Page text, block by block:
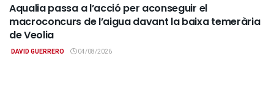
Aqualia passa a l’acció per aconseguir el
macroconcurs de l’aigua davant la baixa temerària
de Veolia
DAVID GUERRERO 04/08/2026